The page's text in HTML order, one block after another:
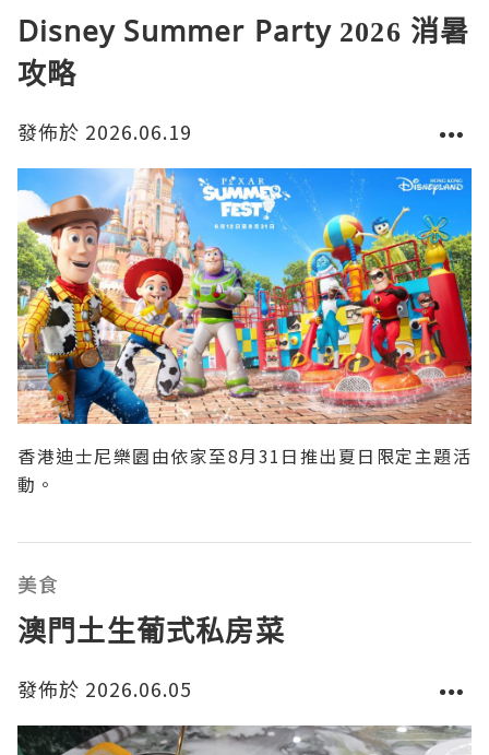
Disney Summer Party 2026 消暑
攻略
發佈於 2026.06.19
香港迪士尼樂園由依家至8月31日推出夏日限定主題活
動。
美食
澳門土生葡式私房菜
發佈於 2026.06.05